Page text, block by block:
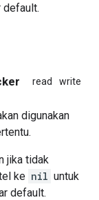
default.
read write
digunakan
jika tidak
ke nil untuk
default.